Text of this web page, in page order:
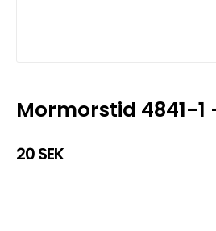
Mormorstid 4841-
20 SEK